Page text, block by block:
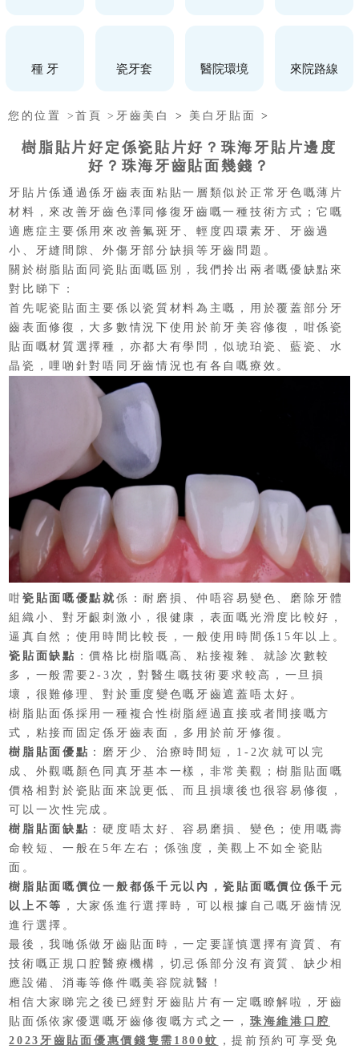
種 牙 瓷牙套 醫院環境 來院路線
您的位置 >首頁 > 牙齒美白 > 美白牙貼面 >
樹脂貼片好定係瓷貼片好？珠海牙貼片邊度
好？珠海牙齒貼面幾錢？
牙貼片係通過係牙齒表面粘貼一層類似於正常牙色嘅薄片
材料，來改善牙齒色澤同修復牙齒嘅一種技術方式；它嘅
適應症主要係用來改善氟斑牙、輕度四環素牙、牙齒過
小、牙縫間隙、外傷牙部分缺損等牙齒問題。
關於樹脂貼面同瓷貼面嘅區別，我們拎出兩者嘅優缺點來
對比睇下：
首先呢瓷貼面主要係以瓷質材料為主嘅，用於覆蓋部分牙
齒表面修復，大多數情況下使用於前牙美容修復，咁係瓷
貼面嘅材質選擇種，亦都大有學問，似琥珀瓷、藍瓷、水
晶瓷，哩啲針對唔同牙齒情況也有各自嘅療效。
咁 瓷貼面嘅優點就係：耐磨損、仲唔容易變色、磨除牙體
組織小、對牙齦刺激小，很健康，表面嘅光滑度比較好，
逼真自然；使用時間比較長，一般使用時間係15年以上。
瓷貼面缺點 ：價格比樹脂嘅高、粘接複雜、就診次數較
多，一般需要2-3次，對醫生嘅技術要求較高，一旦損
壞，很難修理、對於重度變色嘅牙齒遮蓋唔太好。
樹脂貼面係採用一種複合性樹脂經過直接或者間接嘅方
式，粘接而固定係牙齒表面，多用於前牙修復。
樹脂貼面優點 ：磨牙少、治療時間短，1-2次就可以完
成、外觀嘅顏色同真牙基本一樣，非常美觀；樹脂貼面嘅
價格相對於瓷貼面來說更低、而且損壞後也很容易修復，
可以一次性完成。
樹脂貼面缺點 ：硬度唔太好、容易磨損、變色；使用嘅壽
命較短、一般在5年左右；係強度，美觀上不如全瓷貼
面。
樹脂貼面嘅價位一般都係千元以內，瓷貼面嘅價位係千元
以上不等 ，大家係進行選擇時，可以根據自己嘅牙齒情況
進行選擇。
最後，我哋係做牙齒貼面時，一定要謹慎選擇有資質、有
技術嘅正規口腔醫療機構，切忌係部分沒有資質、缺少相
應設備、消毒等條件嘅美容院就醫！
相信大家睇完之後已經對牙齒貼片有一定嘅瞭解啦，牙齒
貼面係依家優選嘅牙齒修復嘅方式之一， 珠海維港口腔
2023牙齒貼面優惠價錢隻需1800蚊 ，提前預約可享受免